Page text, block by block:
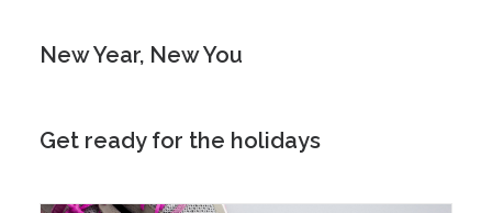
New Year, New You
Get ready for the holidays